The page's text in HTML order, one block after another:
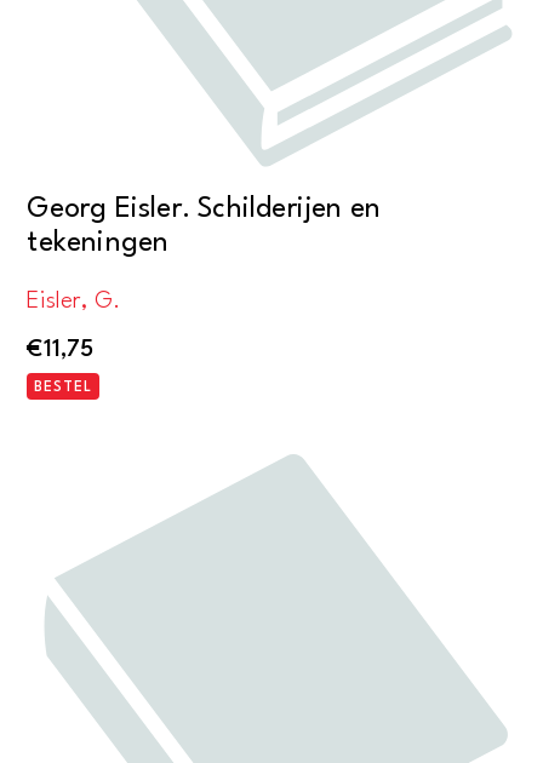
Georg Eisler. Schilderijen en
tekeningen
Eisler, G.
€11,75
BESTEL